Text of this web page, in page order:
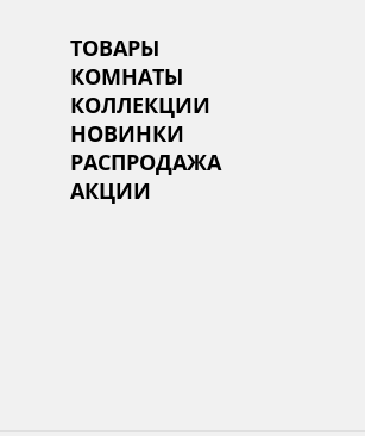
ТОВАРЫ
КОМНАТЫ
КОЛЛЕКЦИИ
НОВИНКИ
РАСПРОДАЖА
АКЦИИ